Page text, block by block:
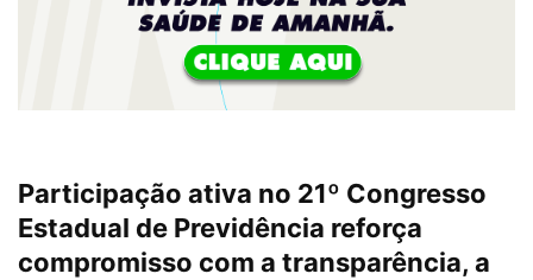
Participação ativa no 21º Congresso
Estadual de Previdência reforça
compromisso com a transparência, a